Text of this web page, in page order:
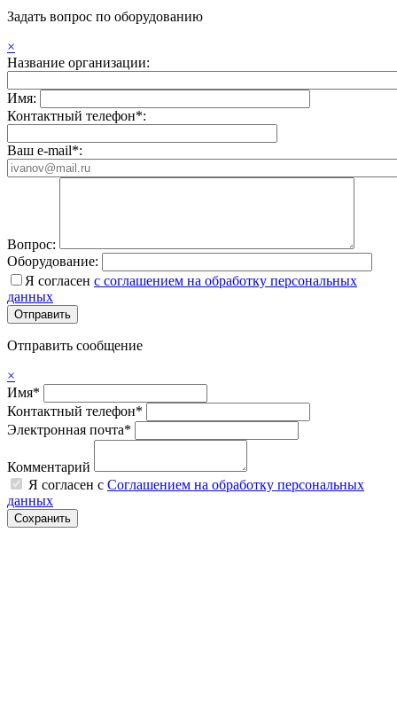
Задать вопрос по оборудованию
×
Название организации:
Имя:
Контактный телефон*:
Ваш e-mail*:
Вопрос:
Оборудование:
Я согласен с соглашением на обработку персональных
данных
Отправить сообщение
×
Имя*
Контактный телефон*
Электронная почта*
Комментарий
Я согласен с Соглашением на обработку персональных
данных